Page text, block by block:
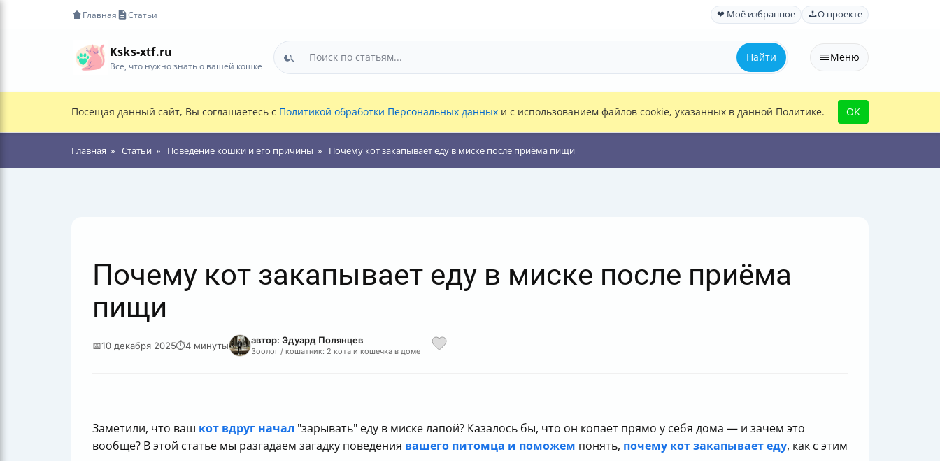
Главная Статьи ❤ Моё избранное О проекте
Ksks-xtf.ru
Все, что нужно знать о вашей кошке
Найти Меню
Посещая данный сайт, Вы соглашаетесь с Политикой обработки Персональных данных и с использованием файлов cookie, указанных в данной Политике. OK
Главная Статьи Поведение кошки и его причины Почему кот закапывает еду в миске после приёма пищи
Почему кот закапывает еду в миске после приёма
пищи
📅10 декабря 2025⏱4 минуты автор: Эдуард Полянцев
Зоолог / кошатник: 2 кота и кошечка в доме
Заметили, что ваш кот вдруг начал "зарывать" еду в миске лапой? Казалось бы, что он копает прямо у себя дома — и зачем это
вообще? В этой статье мы разгадаем загадку поведения вашего питомца и поможем понять, почему котзакапывает еду, как с этим